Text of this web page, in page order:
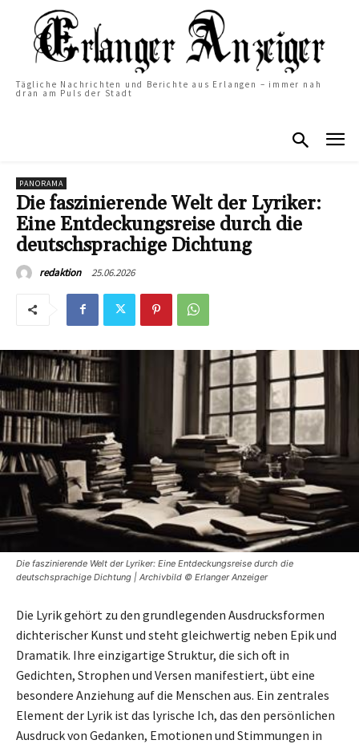
Tägliche Nachrichten und Berichte aus Erlangen – immer nah
dran am Puls der Stadt
PANORAMA
Die faszinierende Welt der Lyriker:
Eine Entdeckungsreise durch die
deutschsprachige Dichtung
redaktion 25.06.2026
Die faszinierende Welt der Lyriker: Eine Entdeckungsreise durch die
deutschsprachige Dichtung | Archivbild © Erlanger Anzeiger
Die Lyrik gehört zu den grundlegenden Ausdrucksformen
dichterischer Kunst und steht gleichwertig neben Epik und
Dramatik. Ihre einzigartige Struktur, die sich oft in
Gedichten, Strophen und Versen manifestiert, übt eine
besondere Anziehung auf die Menschen aus. Ein zentrales
Element der Lyrik ist das lyrische Ich, das den persönlichen
Ausdruck von Gedanken, Emotionen und Stimmungen in